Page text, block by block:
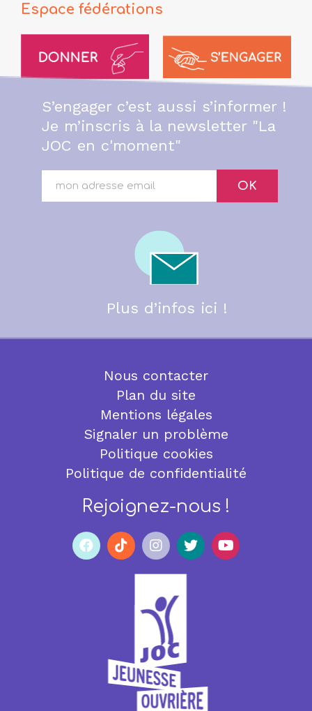
Espace fédérations
S’engager c’est aussi s’informer !
Je m’inscris à la newsletter "La
JOC en c'moment"
OK
Plus d’infos ici !
Nous contacter
Plan du site
Mentions légales
Signaler un problème
Politique cookies
Politique de confidentialité
Rejoignez-nous !